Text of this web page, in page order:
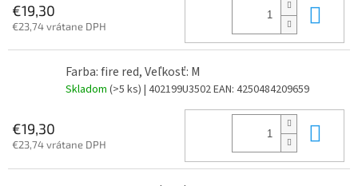
€19,30
€23,74 vrátane DPH
Farba: fire red, Veľkosť: M
Skladom (>5 ks) | 402199U3502EAN: 4250484209659
€19,30
€23,74 vrátane DPH